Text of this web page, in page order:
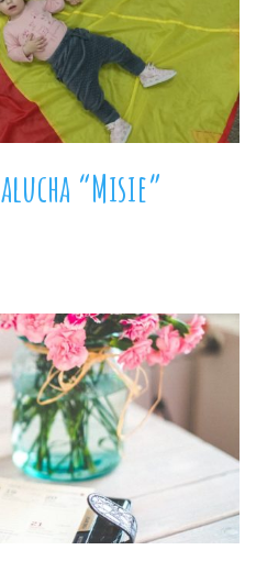
“Misie”